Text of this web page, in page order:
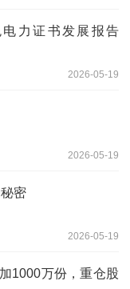
力证书发展报告
2026-05-19
2026-05-19
密
2026-05-19
1000万份，重仓股